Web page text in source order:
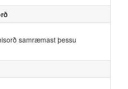
samræmast þessu